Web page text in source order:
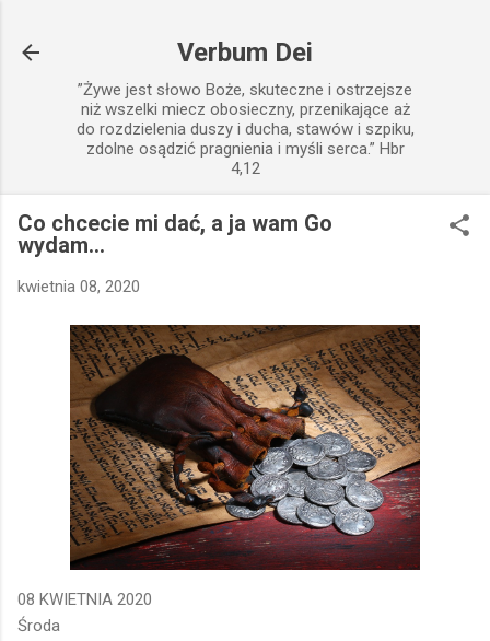
Verbum Dei
”Żywe jest słowo Boże, skuteczne i ostrzejsze
niż wszelki miecz obosieczny, przenikające aż
do rozdzielenia duszy i ducha, stawów i szpiku,
zdolne osądzić pragnienia i myśli serca.” Hbr
4,12
Co chcecie mi dać, a ja wam Go
wydam...
kwietnia 08, 2020
08 KWIETNIA 2020
Środa